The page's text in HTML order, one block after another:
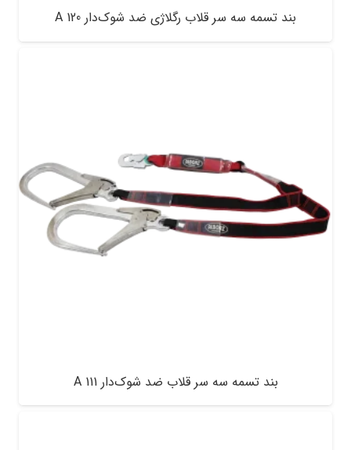
بند تسمه سه سر قلاب رگلاژی ضد شوک‌دار A 120
بند تسمه سه سر قلاب ضد شوک‌دار A 111